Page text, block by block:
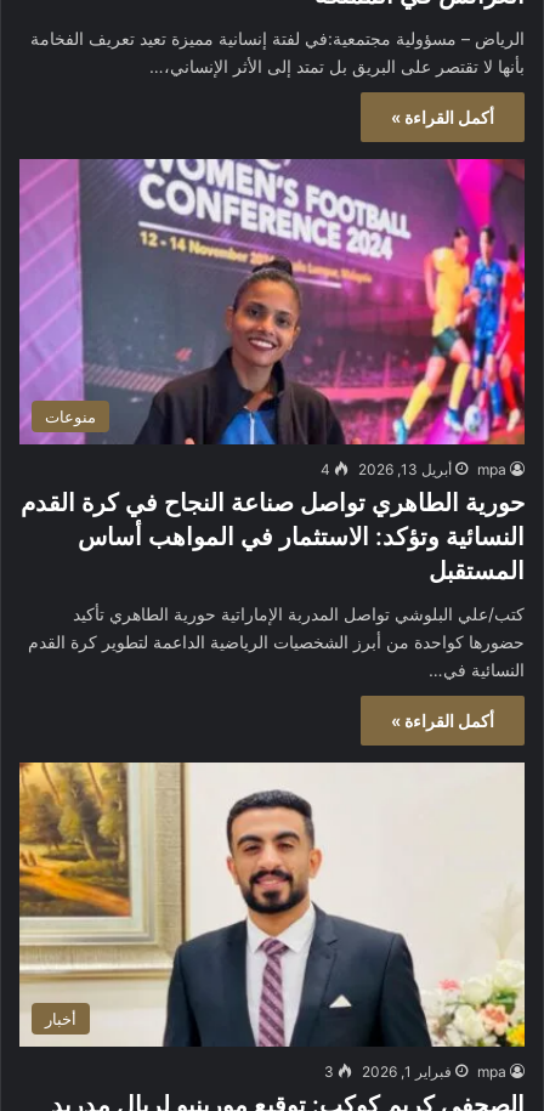
الرياض – مسؤولية مجتمعية:في لفتة إنسانية مميزة تعيد تعريف الفخامة
بأنها لا تقتصر على البريق بل تمتد إلى الأثر الإنساني،…
أكمل القراءة »
منوعات
mpa أبريل 13, 2026 4
حورية الطاهري تواصل صناعة النجاح في كرة القدم
النسائية وتؤكد: الاستثمار في المواهب أساس
المستقبل
كتب/علي البلوشي تواصل المدربة الإماراتية حورية الطاهري تأكيد
حضورها كواحدة من أبرز الشخصيات الرياضية الداعمة لتطوير كرة القدم
النسائية في…
أكمل القراءة »
أخبار
mpa فبراير 1, 2026 3